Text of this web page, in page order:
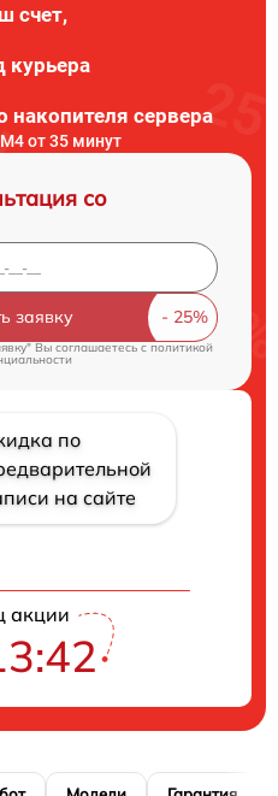
счет,
курьера
накопителя сервера
от 35 минут
со
заявку
Вы соглашаетесь cполитикой
по
на сайте
акции